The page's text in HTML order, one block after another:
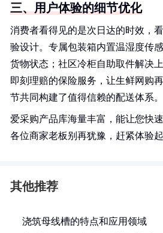
三、用户体验的细节优化
消费者看得见的是次日达的时效，
验设计。专属包装箱内置温湿度传
货物状态；社区冷柜自助取件解决
即刻理赔的保险服务，让生鲜网购
节共同构建了值得信赖的配送体系。
爱采购产品库海量丰富，能让您快
各位商家老板别再犹豫，赶紧体验起
其他推荐
浇筑母线槽的特点和应用领域